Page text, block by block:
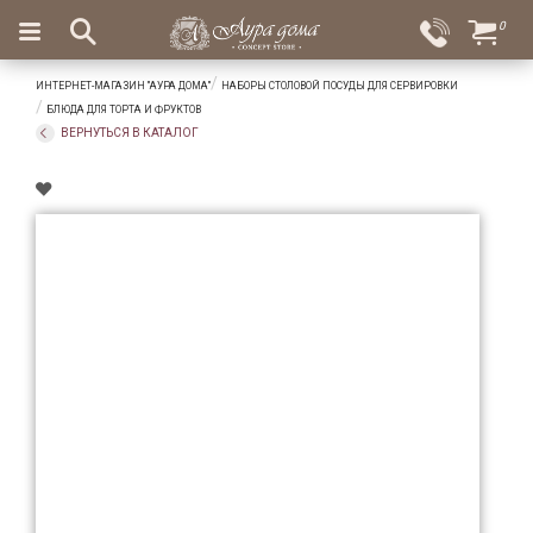
Вход
Избранное
×
Салоны
Доставка
Оплата
Ароматы
0
ИНТЕРНЕТ-МАГАЗИН "АУРА ДОМА"
НАБОРЫ СТОЛОВОЙ ПОСУДЫ ДЛЯ СЕРВИРОВКИ
БЛЮДА ДЛЯ ТОРТА И ФРУКТОВ
ВЕРНУТЬСЯ В КАТАЛОГ